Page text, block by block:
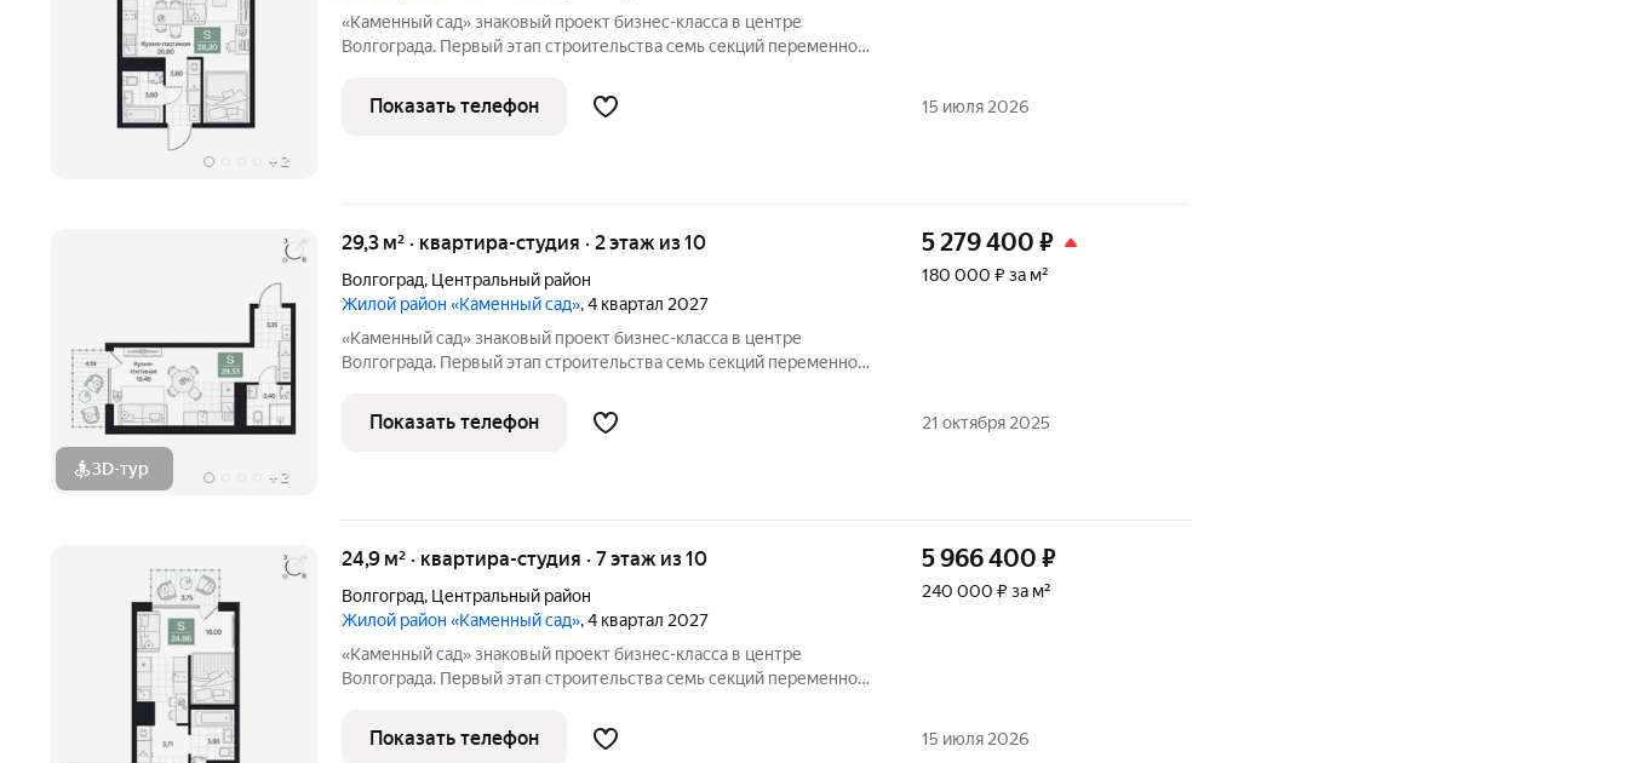
+ 2
«Каменный сад» знаковый проект бизнес-класса в центре
Волгограда. Первый этап строительства семь секций переменной
приватный двор, свободный от машин. С верхних этажей
открываются панорамные
Показать телефон 15 июля 2026
3D-тур + 2
29,3 м² · квартира-студия · 2 этаж из 10
Волгоград, Центральный район
Жилой район «Каменный сад», 4 квартал 2027
«Каменный сад» знаковый проект бизнес-класса в центре
Волгограда. Первый этап строительства семь секций переменной
приватный двор, свободный от машин. С верхних этажей
открываются панорамные
5 279 400 ₽
180 000 ₽ за м²
Показать телефон 21 октября 2025
24,9 м² · квартира-студия · 7 этаж из 10
Волгоград, Центральный район
Жилой район «Каменный сад», 4 квартал 2027
«Каменный сад» знаковый проект бизнес-класса в центре
Волгограда. Первый этап строительства семь секций переменной
приватный двор, свободный от машин. С верхних этажей
открываются панорамные
5 966 400 ₽
240 000 ₽ за м²
Показать телефон 15 июля 2026